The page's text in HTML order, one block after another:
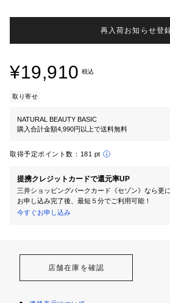
再入荷お知らせ登
¥19,910 税込
取り寄せ
NATURAL BEAUTY BASIC
購入合計金額4,990円以上で送料無料
取得予定ポイント数： 181 pt
提携クレジットカードで還元率UP
三井ショッピングパークカード《セゾン》なら更
お申し込み完了後、最短５分でご利用可能！
今すぐお申し込み
店舗在庫を確認